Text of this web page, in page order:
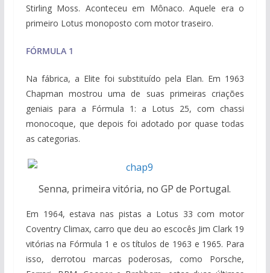
Stirling Moss. Aconteceu em Mônaco. Aquele era o
primeiro Lotus monoposto com motor traseiro.
FÓRMULA 1
Na fábrica, a Elite foi substituído pela Elan. Em 1963
Chapman mostrou uma de suas primeiras criações
geniais para a Fórmula 1: a Lotus 25, com chassi
monocoque, que depois foi adotado por quase todas
as categorias.
Senna, primeira vitória, no GP de Portugal.
Em 1964, estava nas pistas a Lotus 33 com motor
Coventry Climax, carro que deu ao escocês Jim Clark 19
vitórias na Fórmula 1 e os títulos de 1963 e 1965. Para
isso, derrotou marcas poderosas, como Porsche,